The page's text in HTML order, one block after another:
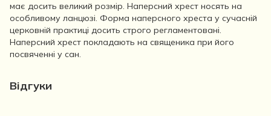
має досить великий розмір. Наперсний хрест носять на
особливому ланцюзі. Форма наперсного хреста у сучасній
церковній практиці досить строго регламентовані.
Наперсний хрест покладають на священика при його
посвяченні у сан.
Відгуки